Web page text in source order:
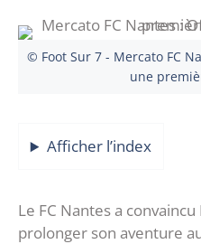
© Foot Sur 7 - Mercato FC
une
Afficher l’index
Le FC Nantes a
prolonger son aventure